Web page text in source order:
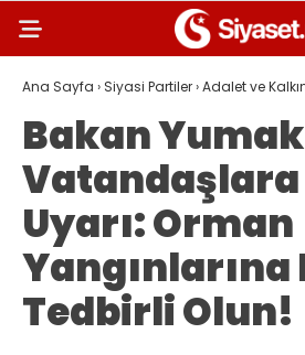
Ana Sayfa › Siyasi Partiler›Adalet ve
Bakan
Vatandaşlara
Uyarı: Orman
Yangınlarına
Tedbirli Olun!